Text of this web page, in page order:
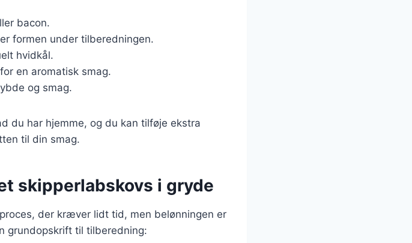
bacon.
formen under tilberedningen.
hvidkål.
en aromatisk smag.
og smag.
du har hjemme, og du kan tilføje ekstra
til din smag.
skipperlabskovs i gryde
der kræver lidt tid, men belønningen er
grundopskrift til tilberedning: